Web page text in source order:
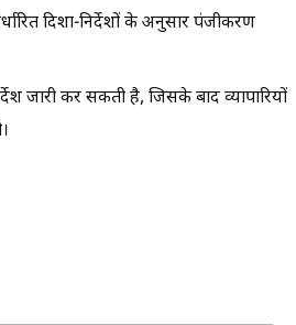
दिशा-निर्देशों के अनुसार पंजीकरण
जारी कर सकती है, जिसके बाद व्यापारियों